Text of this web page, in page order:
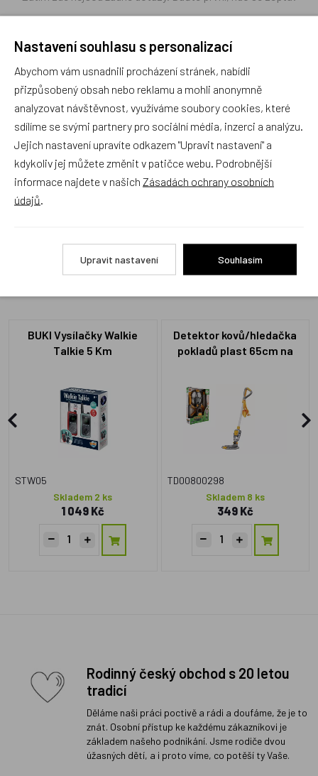
Recenze
Produkt zatím nemá žádné hodnocení,buďte první, kdo
produkt ohodnotí!
Přidat hodnocení
BUKI Vysílačky Walkie
Talkie 5 Km
STW05
Skladem 2 ks
1 049 Kč
Detektor kovů/hledačka
pokladů plast 65cm na
23x33x7cm
TD00800298
Skladem 8 ks
349 Kč
Rodinný český obchod s 20 letou
tradicí
Děláme naši práci poctivě a rádi a doufáme, že je to
znát. Osobní přístup ke každému zákazníkovi je
základem našeho podnikání. Jsme rodiče dvou
úžasných dětí, a i proto víme, co potěší ty Vaše.
Nastavení souhlasu s personalizací
Abychom vám usnadnili procházení stránek, nabídli
přizpůsobený obsah nebo reklamu a mohli anonymně
analyzovat návštěvnost, využíváme soubory cookies, které
sdílíme se svými partnery pro sociální média, inzerci a analýzu.
Jejich nastavení upravíte odkazem "Upravit nastavení" a
kdykoliv jej můžete změnit v patičce webu. Podrobnější
informace najdete v našich Zásadách ochrany osobních
údajů
Upravit nastavení Souhlasím